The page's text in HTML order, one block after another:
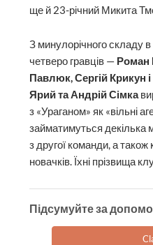
ще й 23-річний Микита
З минулорічного складу
четверо гравців — Роман
Павлюк, Сергій Крикун
Ярий та Андрій Сімка
з «Ураганом» як «вільні
займатимуться декілька
з другої команди, а також
новачків. Їхні прізвища
Підсумуйте за